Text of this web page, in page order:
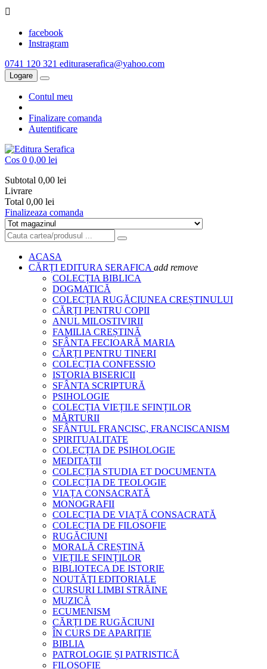

facebook
Instragram
0741 120 321 edituraserafica@yahoo.com
Logare
Contul meu
Finalizare comanda
Autentificare
Cos 0 0,00 lei
Subtotal 0,00 lei
Livrare
Total 0,00 lei
Finalizeaza comanda
ACASA
CĂRȚI EDITURA SERAFICA add remove
COLECȚIA BIBLICA
DOGMATICĂ
COLECȚIA RUGĂCIUNEA CREȘTINULUI
CĂRȚI PENTRU COPII
ANUL MILOSTIVIRII
FAMILIA CREȘTINĂ
SFÂNTA FECIOARĂ MARIA
CĂRȚI PENTRU TINERI
COLECȚIA CONFESSIO
ISTORIA BISERICII
SFÂNTA SCRIPTURĂ
PSIHOLOGIE
COLECȚIA VIEȚILE SFINȚILOR
MĂRTURII
SFÂNTUL FRANCISC, FRANCISCANISM
SPIRITUALITATE
COLECȚIA DE PSIHOLOGIE
MEDITAȚII
COLECȚIA STUDIA ET DOCUMENTA
COLECȚIA DE TEOLOGIE
VIAȚA CONSACRATĂ
MONOGRAFII
COLECȚIA DE VIAȚĂ CONSACRATĂ
COLECȚIA DE FILOSOFIE
RUGĂCIUNI
MORALĂ CREȘTINĂ
VIEȚILE SFINȚILOR
BIBLIOTECA DE ISTORIE
NOUTĂŢI EDITORIALE
CURSURI LIMBI STRĂINE
MUZICĂ
ECUMENISM
CĂRȚI DE RUGĂCIUNI
ÎN CURS DE APARIŢIE
BIBLIA
PATROLOGIE ȘI PATRISTICĂ
FILOSOFIE